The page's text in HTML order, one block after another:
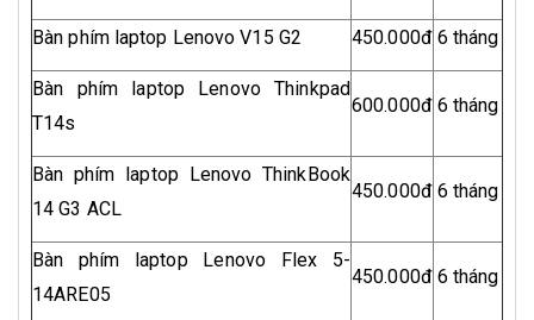
Bàn phím laptop Lenovo V15 G2 450.000đ 6 tháng
Bàn phím laptop Lenovo Thinkpad
T14s
600.000đ 6 tháng
Bàn phím laptop Lenovo ThinkBook
14 G3 ACL
450.000đ 6 tháng
Bàn phím laptop Lenovo Flex 5-
14ARE05
450.000đ 6 tháng